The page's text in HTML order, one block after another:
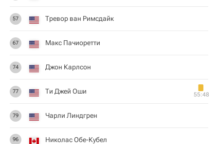
57 Тревор ван Римсдайк
67 Макс Пачиоретти
74 Джон Карлсон
77 Ти Джей Оши 55:48
79 Чарли Линдгрен
96 Николас Обе-Кубел